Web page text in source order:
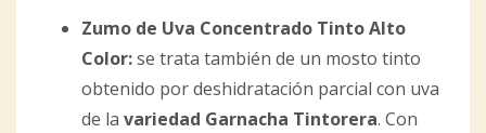
Zumo de Uva Concentrado Tinto Alto
Color:se trata también de un mosto tinto
obtenido por deshidratación parcial con uva
de la variedad Garnacha Tintorera. Con